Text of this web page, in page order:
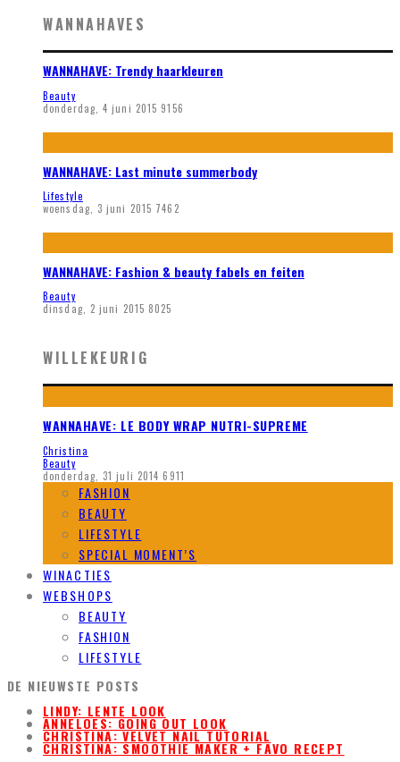
WANNAHAVES
WANNAHAVE: Trendy haarkleuren
Beauty
donderdag, 4 juni 2015 9156
WANNAHAVE: Last minute summerbody
Lifestyle
woensdag, 3 juni 2015 7462
WANNAHAVE: Fashion & beauty fabels en feiten
Beauty
dinsdag, 2 juni 2015 8025
WILLEKEURIG
WANNAHAVE: LE BODY WRAP NUTRI-SUPREME
Christina
Beauty
donderdag, 31 juli 2014 6911
FASHION
BEAUTY
LIFESTYLE
SPECIAL MOMENT’S
WINACTIES
WEBSHOPS
BEAUTY
FASHION
LIFESTYLE
DE NIEUWSTE POSTS
LINDY: LENTE LOOK
ANNELOES: GOING OUT LOOK
CHRISTINA: VELVET NAIL TUTORIAL
CHRISTINA: SMOOTHIE MAKER + FAVO RECEPT